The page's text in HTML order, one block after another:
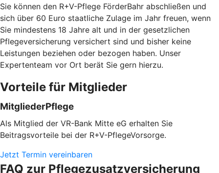
Sie können den R+V-Pflege FörderBahr abschließen und
sich über 60 Euro staatliche Zulage im Jahr freuen, wenn
Sie mindestens 18 Jahre alt und in der gesetzlichen
Pflegeversicherung versichert sind und bisher keine
Leistungen beziehen oder bezogen haben. Unser
Expertenteam vor Ort berät Sie gern hierzu.
Vorteile für Mitglieder
MitgliederPflege
Als Mitglied der VR-Bank Mitte eG erhalten Sie
Beitragsvorteile bei der R+V-PflegeVorsorge.
Jetzt Termin vereinbaren
FAQ zur Pflegezusatzversicherung